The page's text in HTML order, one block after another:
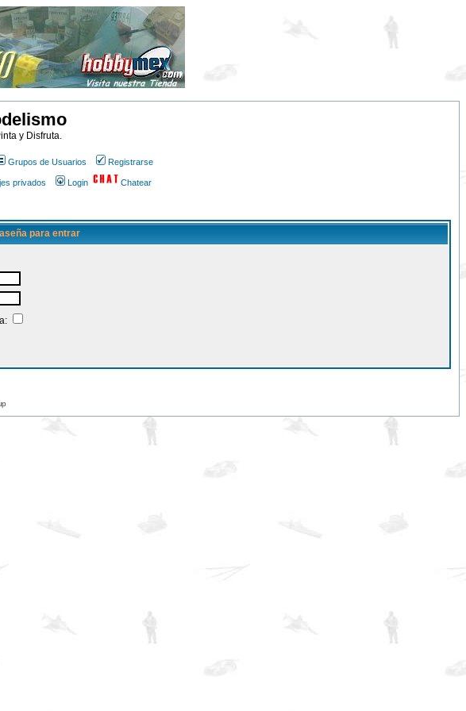
y Disfruta.
Grupos de Usuarios Registrarse
privados Login Chatear
para entrar